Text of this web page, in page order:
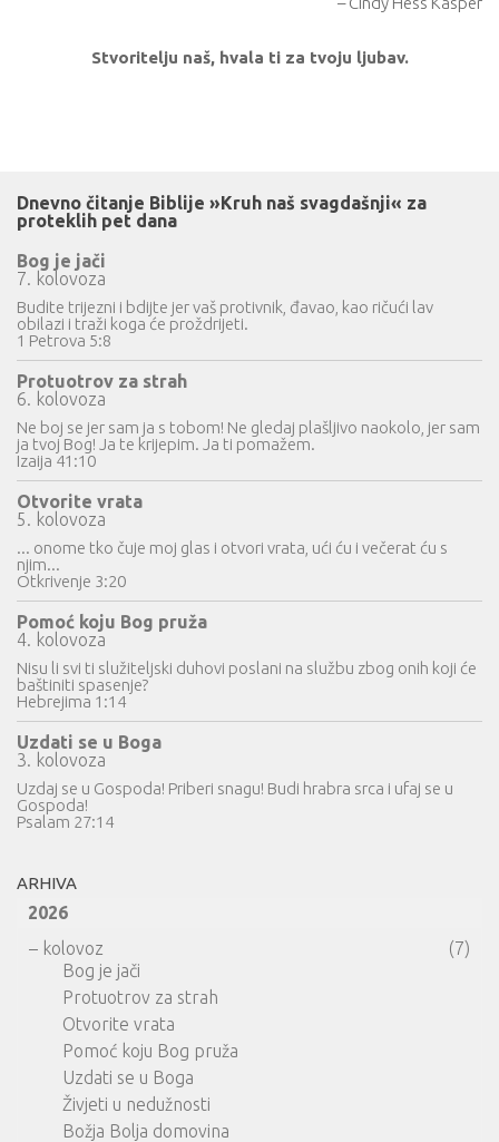
Stvoritelju naš, hvala ti za tvoju ljubav.
Dnevno čitanje Biblije »Kruh naš svagdašnji« za
proteklih pet dana
Bog je jači
7. kolovoza
Budite trijezni i bdijte jer vaš protivnik, đavao, kao ričući lav
obilazi i traži koga će proždrijeti.
1 Petrova 5:8
Protuotrov za strah
6. kolovoza
Ne boj se jer sam ja s tobom! Ne gledaj plašljivo naokolo, jer sam
ja tvoj Bog! Ja te krijepim. Ja ti pomažem.
Izaija 41:10
Otvorite vrata
5. kolovoza
... onome tko čuje moj glas i otvori vrata, ući ću i večerat ću s
njim...
Otkrivenje 3:20
Pomoć koju Bog pruža
4. kolovoza
Nisu li svi ti služiteljski duhovi poslani na službu zbog onih koji će
baštiniti spasenje?
Hebrejima 1:14
Uzdati se u Boga
3. kolovoza
Uzdaj se u Gospoda! Priberi snagu! Budi hrabra srca i ufaj se u
Gospoda!
Psalam 27:14
ARHIVA
2026
– kolovoz
(7)
Bog je jači
Protuotrov za strah
Otvorite vrata
Pomoć koju Bog pruža
Uzdati se u Boga
Živjeti u nedužnosti
Božja Bolja domovina